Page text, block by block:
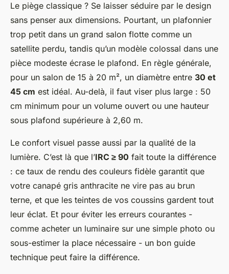
Le piège classique ? Se laisser séduire par le design
sans penser aux dimensions. Pourtant, un plafonnier
trop petit dans un grand salon flotte comme un
satellite perdu, tandis qu’un modèle colossal dans une
pièce modeste écrase le plafond. En règle générale,
pour un salon de 15 à 20 m², un diamètre entre 30 et
45 cm est idéal. Au-delà, il faut viser plus large : 50
cm minimum pour un volume ouvert ou une hauteur
sous plafond supérieure à 2,60 m.
Le confort visuel passe aussi par la qualité de la
lumière. C’est là que l’IRC ≥ 90 fait toute la différence
: ce taux de rendu des couleurs fidèle garantit que
votre canapé gris anthracite ne vire pas au brun
terne, et que les teintes de vos coussins gardent tout
leur éclat. Et pour éviter les erreurs courantes -
comme acheter un luminaire sur une simple photo ou
sous-estimer la place nécessaire - un bon guide
technique peut faire la différence.